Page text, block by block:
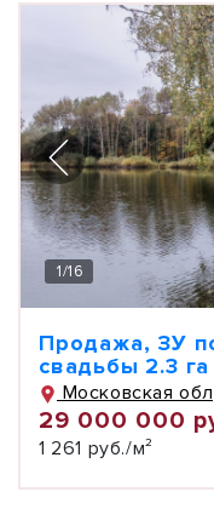
1/16
Продажа, ЗУ
свадьбы 2.3 га
Московская
29 000 000
1 261 руб./м²